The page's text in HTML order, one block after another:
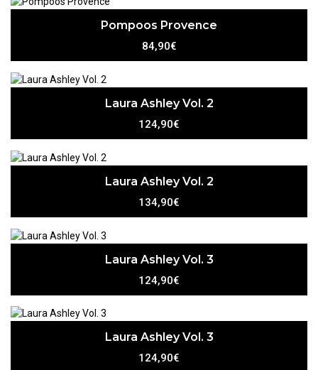
Pompoos Provence
84,90€
Laura Ashley Vol. 2
124,90€
Laura Ashley Vol. 2
134,90€
Laura Ashley Vol. 3
124,90€
Laura Ashley Vol. 3
124,90€